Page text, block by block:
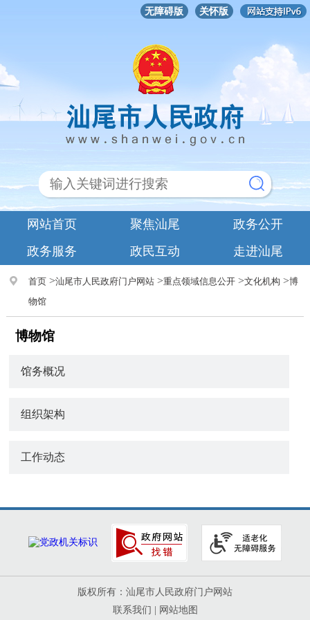
无障碍版 关怀版
网站首页 聚焦汕尾
政务公开
政务服务
政民互动 走进汕尾
首页>汕尾市人民政府门户网站>重点领域信息公开>文化机构 >博
物馆
博物馆
馆务概况
组织架构
工作动态
版权所有：汕尾市人民政府门户网站
联系我们 | 网站地图